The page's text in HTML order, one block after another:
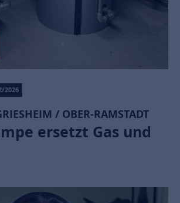
2026
/ OBER-RAMSTADT
ersetzt Gas und